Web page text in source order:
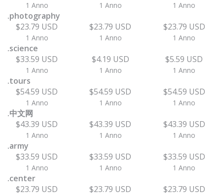
1 Anno 1 Anno 1 Anno
.photography
$23.79 USD
1 Anno
$23.79 USD
1 Anno
$23.79 USD
1 Anno
.science
$33.59 USD
1 Anno
$4.19 USD
1 Anno
$5.59 USD
1 Anno
.tours
$54.59 USD
1 Anno
$54.59 USD
1 Anno
$54.59 USD
1 Anno
.中文网
$43.39 USD
1 Anno
$43.39 USD
1 Anno
$43.39 USD
1 Anno
.army
$33.59 USD
1 Anno
$33.59 USD
1 Anno
$33.59 USD
1 Anno
.center
$23.79 USD
$23.79 USD $23.79 USD